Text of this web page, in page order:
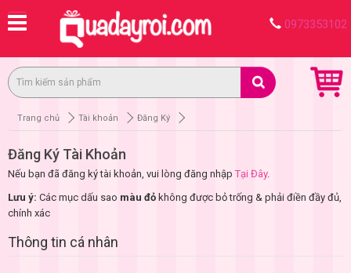
0973353102
Trang chủ Tài khoản Đăng Ký
Đăng Ký Tài Khoản
Nếu bạn đã đăng ký tài khoản, vui lòng đăng nhập Tại Đây.
Lưu ý: Các mục dấu sao màu đỏ không được bỏ trống & phải điền đầy đủ,
chính xác
Thông tin cá nhân